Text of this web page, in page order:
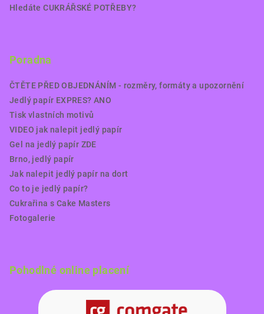
Hledáte CUKRÁŘSKÉ POTŘEBY?
Poradna
ČTĚTE PŘED OBJEDNÁNÍM - rozměry, formáty a upozornění
Jedlý papír EXPRES? ANO
Tisk vlastních motivů
VIDEO jak nalepit jedlý papír
Gel na jedlý papír ZDE
Brno, jedlý papír
Jak nalepit jedlý papír na dort
Co to je jedlý papír?
Cukrařina s Cake Masters
Fotogalerie
Pohodlné online placení